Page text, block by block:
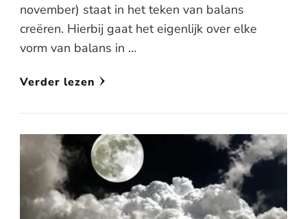
november) staat in het teken van balans
creëren. Hierbij gaat het eigenlijk over elke
vorm van balans in …
Verder lezen